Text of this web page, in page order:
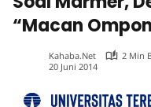
“Macan
Kahaba.net
2 Min
20 Juni 2014